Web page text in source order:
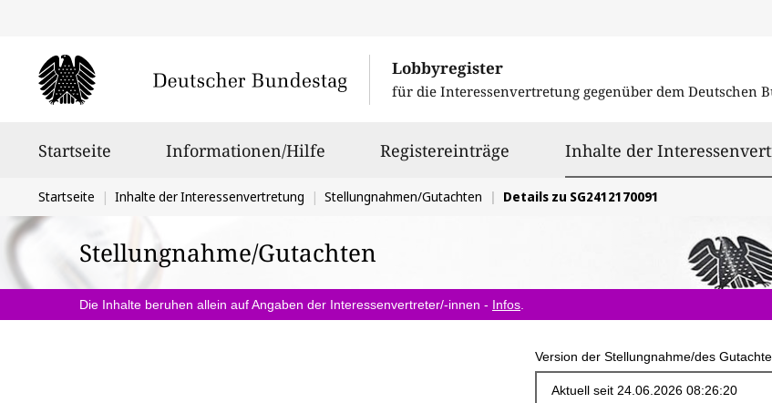
Lobbyregister
für die Interessenvertretung gegenüber dem Deutschen
Startseite Informationen/Hilfe Registereinträge Inhalte der
Sie
befinden
sich
hier:
Startseite Inhalte der Interessenvertretung Stellungnahmen/Gutachten Details zu SG2412170091
Stellungnahme/Gutachten
Die Inhalte beruhen allein auf Angaben der Interessenvertreter/-innen - Infos
Version der Stellungnahme/des